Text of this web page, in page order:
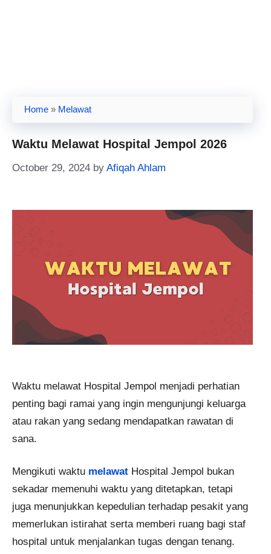
Home » Melawat
Waktu Melawat Hospital Jempol 2026
October 29, 2024 by Afiqah Ahlam
Waktu melawat Hospital Jempol menjadi perhatian
penting bagi ramai yang ingin mengunjungi keluarga
atau rakan yang sedang mendapatkan rawatan di
sana.
Mengikuti waktu melawat Hospital Jempol bukan
sekadar memenuhi waktu yang ditetapkan, tetapi
juga menunjukkan kepedulian terhadap pesakit yang
memerlukan istirahat serta memberi ruang bagi staf
hospital untuk menjalankan tugas dengan tenang.